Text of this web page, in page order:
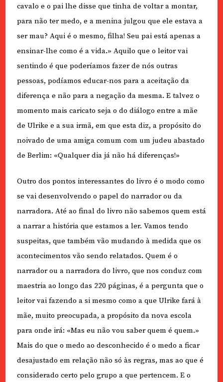
cavalo e o pai lhe disse que tinha de voltar a montar,
para não ter medo, e a menina julgou que ele estava a
ser mau? Aqui é o mesmo, filha! Seu pai está apenas a
ensinar-lhe como é a vida.» Aquilo que o leitor vai
sentindo é que poderíamos fazer de nós outras
pessoas, podíamos educar-nos para a aceitação da
diferença e não para a negação da mesma. E talvez o
momento mais caricato seja o do diálogo entre a mãe
de Ulrike e a sua irmã, em que esta diz, a propósito do
noivado de uma amiga comum com um judeu abastado
de Berlim: «Qualquer dia já não há diferenças!»
Outro dos pontos interessantes do livro é o modo como
se vai desenvolvendo o papel do narrador ou da
narradora. Até ao final do livro não sabemos quem está
a narrar a história que estamos a ler. Vamos tendo
suspeitas, que também vão mudando à medida que os
acontecimentos vão sendo relatados. Quem é o
narrador ou a narradora do livro, que nos conduz com
maestria ao longo das 220 páginas, é a pergunta que o
leitor vai fazendo a si mesmo como a que Ulrike fará à
mãe, muito preocupada, a propósito da nova escola
para onde irá: «Mas eu não vou saber quem é quem.»
Mais do que o medo ao desconhecido é o medo a ficar
desajustado em relação não só às regras, mas ao que é
considerado certo pelo grupo a que pertencem. E o